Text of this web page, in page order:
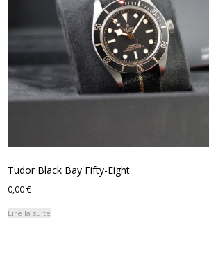
Tudor Black Bay Fifty-Eight
0,00€
Lire la suite